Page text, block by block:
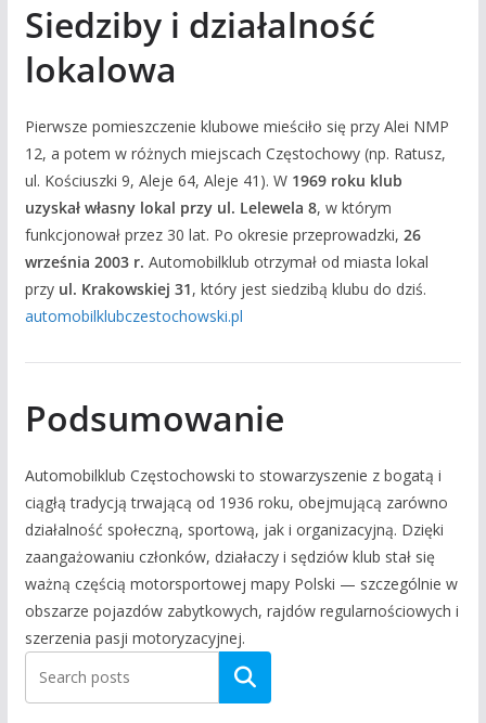
Siedziby i działalność
lokalowa
Pierwsze pomieszczenie klubowe mieściło się przy Alei NMP
12, a potem w różnych miejscach Częstochowy (np. Ratusz,
ul. Kościuszki 9, Aleje 64, Aleje 41). W 1969 roku klub
uzyskał własny lokal przy ul. Lelewela 8, w którym
funkcjonował przez 30 lat. Po okresie przeprowadzki, 26
września 2003 r. Automobilklub otrzymał od miasta lokal
przy ul. Krakowskiej 31, który jest siedzibą klubu do dziś.
automobilklubczestochowski.pl
Podsumowanie
Automobilklub Częstochowski to stowarzyszenie z bogatą i
ciągłą tradycją trwającą od 1936 roku, obejmującą zarówno
działalność społeczną, sportową, jak i organizacyjną. Dzięki
zaangażowaniu członków, działaczy i sędziów klub stał się
ważną częścią motorsportowej mapy Polski — szczególnie w
obszarze pojazdów zabytkowych, rajdów regularnościowych i
szerzenia pasji motoryzacyjnej.
Szukaj